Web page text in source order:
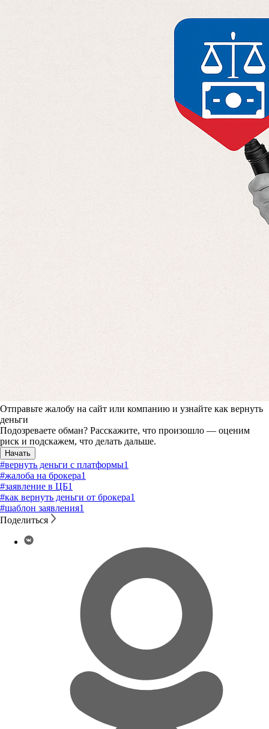
Отправьте жалобу на сайт или компанию и узнайте как вернуть
деньги
Подозреваете обман? Расскажите, что произошло — оценим
риск и подскажем, что делать дальше.
Начать
#вернуть деньги с платформы1
#жалоба на брокера1
#заявление в ЦБ1
#как вернуть деньги от брокера1
#шаблон заявления1
Поделиться